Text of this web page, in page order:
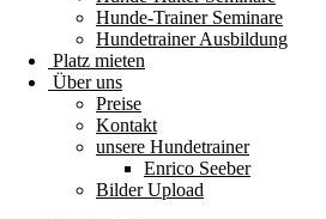
Hunde-Trainer Seminare
Hundetrainer Ausbildung
Platz mieten
Über uns
Preise
Kontakt
unsere Hundetrainer
Enrico Seeber
Bilder Upload